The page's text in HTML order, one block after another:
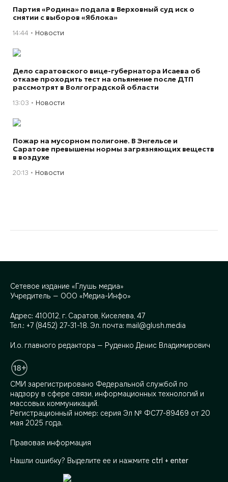
Партия «Родина» подала в Верховный суд иск о
снятии с выборов «Яблока»
14:44 Новости
Дело саратовского вице-губернатора Исаева об
отказе проходить тест на опьянение после ДТП
рассмотрят в Волгоградской области
13:03 Новости
Пожар на мусорном полигоне. В Энгельсе и
Саратове превышены нормы загрязняющих веществ
в воздухе
20:13 Новости
Сетевое издание «Глушь медиа»
Учредитель — ООО «Медиа-Инфо»
Адрес: 410012, г. Саратов, Киселева, 47
Тел.: +7 (8452) 27-31-18. Эл. почта: mail@glush.media
И.о. главного редактора — Руденко Денис Владимирович
СМИ зарегистрировано Федеральной службой по
надзору в сфере связи, информационных технологий и
массовых коммуникаций.
Регистрационный номер: серия Эл № ФС77-89469 от 20
мая 2025 года.
Правовая информация
Нашли ошибку? Выделите ее и нажмите ctrl + enter